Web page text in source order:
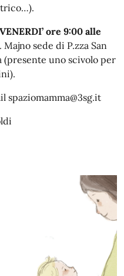
ore 9:00 alle
sede di P.zza San
(presente uno scivolo per
spaziomamma@3sg.it